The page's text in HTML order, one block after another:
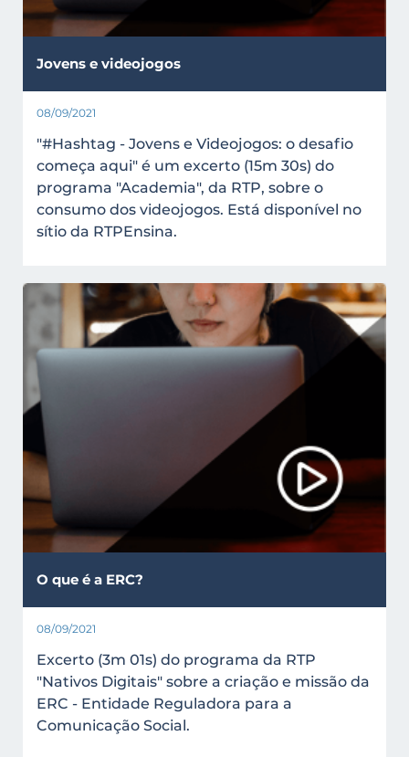
Jovens e videojogos
08/09/2021
"#Hashtag - Jovens e Videojogos: o desafio
começa aqui" é um excerto (15m 30s) do
programa "Academia", da RTP, sobre o
consumo dos videojogos. Está disponível no
sítio da RTPEnsina.
O que é a ERC?
08/09/2021
Excerto (3m 01s) do programa da RTP
"Nativos Digitais" sobre a criação e missão da
ERC - Entidade Reguladora para a
Comunicação Social.